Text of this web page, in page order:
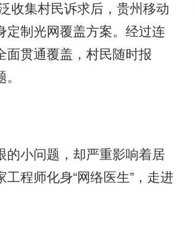
收集村民诉求后，贵州移动
定制光网覆盖方案。经过连
面贯通覆盖，村民随时报
小问题，却严重影响着居
程师化身“网络医生”，走进